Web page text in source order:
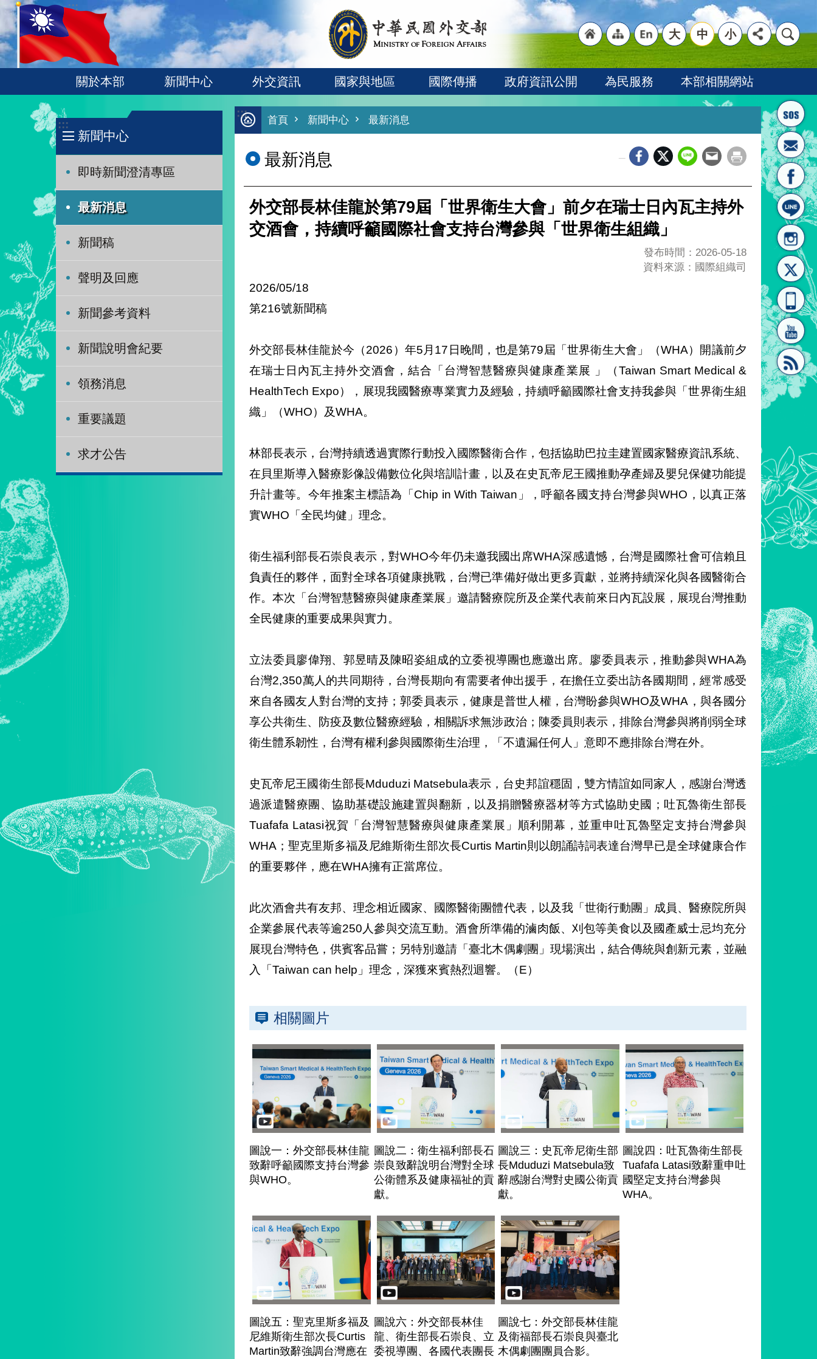
跳到主要內容區塊
:::
首頁
結]"
"網
站導
[連
"英
文語
大 中 小
關於本部 新聞中心 外交資訊 國家與地區 國際傳播 政府資訊公開 為民服務 本部相關網站
:::
新聞中心
即時新聞澄清專區
最新消息
新聞稿
聲明及回應
新聞參考資料
新聞說明會紀要
領務消息
重要議題
求才公告
:::
首頁 新聞中心 最新消息
最新消息
外交部長林佳龍於第79屆「世界衛生大會」前夕在瑞士日內瓦主持外
交酒會，持續呼籲國際社會支持台灣參與「世界衛生組織」
發布時間：2026-05-18
資料來源：國際組織司
2026/05/18
第216號新聞稿
外交部長林佳龍於今（2026）年5月17日晚間，也是第79屆「世界衛生大會」（WHA）開議前夕
在瑞士日內瓦主持外交酒會，結合「台灣智慧醫療與健康產業展 」（Taiwan Smart Medical &
HealthTech Expo），展現我國醫療專業實力及經驗，持續呼籲國際社會支持我參與「世界衛生組
織」（WHO）及WHA。
林部長表示，台灣持續透過實際行動投入國際醫衛合作，包括協助巴拉圭建置國家醫療資訊系統、
在貝里斯導入醫療影像設備數位化與培訓計畫，以及在史瓦帝尼王國推動孕產婦及嬰兒保健功能提
升計畫等。今年推案主標語為「Chip in With Taiwan」，呼籲各國支持台灣參與WHO，以真正落
實WHO「全民均健」理念。
衛生福利部長石崇良表示，對WHO今年仍未邀我國出席WHA深感遺憾，台灣是國際社會可信賴且
負責任的夥伴，面對全球各項健康挑戰，台灣已準備好做出更多貢獻，並將持續深化與各國醫衛合
作。本次「台灣智慧醫療與健康產業展」邀請醫療院所及企業代表前來日內瓦設展，展現台灣推動
全民健康的重要成果與實力。
立法委員廖偉翔、郭昱晴及陳昭姿組成的立委視導團也應邀出席。廖委員表示，推動參與WHA為
台灣2,350萬人的共同期待，台灣長期向有需要者伸出援手，在擔任立委出訪各國期間，經常感受
來自各國友人對台灣的支持；郭委員表示，健康是普世人權，台灣盼參與WHO及WHA，與各國分
享公共衛生、防疫及數位醫療經驗，相關訴求無涉政治；陳委員則表示，排除台灣參與將削弱全球
衛生體系韌性，台灣有權利參與國際衛生治理，「不遺漏任何人」意即不應排除台灣在外。
史瓦帝尼王國衛生部長Mduduzi Matsebula表示，台史邦誼穩固，雙方情誼如同家人，感謝台灣透
過派遣醫療團、協助基礎設施建置與翻新，以及捐贈醫療器材等方式協助史國；吐瓦魯衛生部長
Tuafafa Latasi祝賀「台灣智慧醫療與健康產業展」順利開幕，並重申吐瓦魯堅定支持台灣參與
WHA；聖克里斯多福及尼維斯衛生部次長Curtis Martin則以朗誦詩詞表達台灣早已是全球健康合作
的重要夥伴，應在WHA擁有正當席位。
此次酒會共有友邦、理念相近國家、國際醫衛團體代表，以及我「世衛行動團」成員、醫療院所與
企業參展代表等逾250人參與交流互動。酒會所準備的滷肉飯、刈包等美食以及國產威士忌均充分
展現台灣特色，供賓客品嘗；另特別邀請「臺北木偶劇團」現場演出，結合傳統與創新元素，並融
入「Taiwan can help」理念，深獲來賓熱烈迴響。（E）
相關圖片
圖說一：外交部長林佳龍
致辭呼籲國際支持台灣參
與WHO。
圖說二：衛生福利部長石
崇良致辭說明台灣對全球
公衛體系及健康福祉的貢
獻。
圖說三：史瓦帝尼衛生部
長Mduduzi Matsebula致
辭感謝台灣對史國公衛貢
獻。
圖說四：吐瓦魯衛生部長
Tuafafa Latasi致辭重申吐
國堅定支持台灣參與
WHA。
圖說五：聖克里斯多福及
尼維斯衛生部次長Curtis
Martin致辭強調台灣應在
圖說六：外交部長林佳
龍、衛生部長石崇良、立
委視導團、各國代表團長
圖說七：外交部長林佳龍
及衛福部長石崇良與臺北
木偶劇團團員合影。